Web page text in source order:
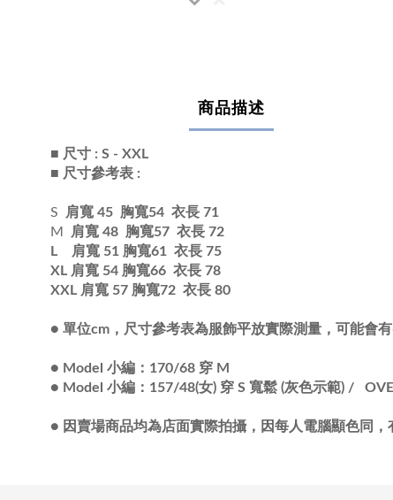
商品描述
■ 尺寸 : S - XXL
■ 尺寸參考表 :
S 肩寬 45 胸寬54 衣長 71
M
肩寬 48 胸寬57 衣長 72
L 肩寬 51 胸寬61 衣長 75
XL 肩寬 54 胸寬66 衣長 78
XXL 肩寬 57 胸寬72 衣長 80
● 單位cm，尺寸參考表為服飾平放實際測量，可能會
● Model 小編：170/68 穿 M
● Model 小編：157/48(女) 穿 S 寬鬆 (灰色示範) /
● 因賣場商品均為店面實際拍攝，因每人電腦顯色同